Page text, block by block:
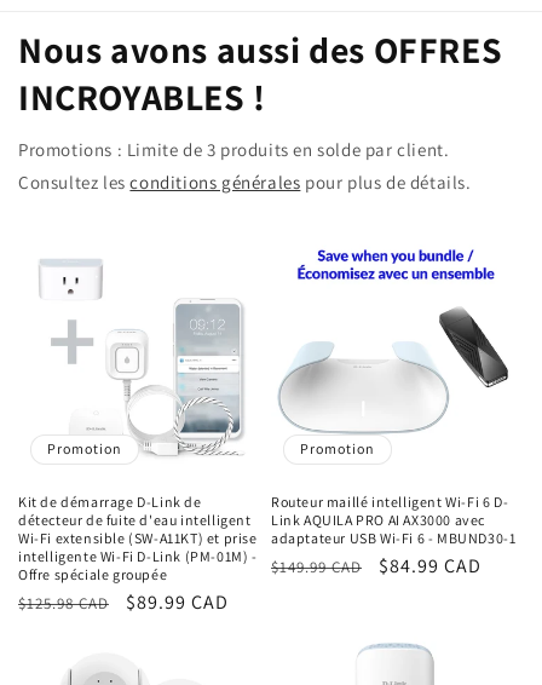
Nous avons aussi des OFFRES
INCROYABLES !
Promotions : Limite de 3 produits en solde par client.
Consultez lesconditions générales pour plus de détails.
Promotion
Kit de démarrage D-Link de
détecteur de fuite d'eau intelligent
Wi-Fi extensible (SW-A11KT) et prise
intelligente Wi-Fi D-Link (PM-01M) -
Offre spéciale groupée
Prix
$125.98 CAD
Prix
$89.99 CAD
Promotion
Routeur maillé intelligent Wi-Fi 6 D-
Link AQUILA PRO AI AX3000 avec
adaptateur USB Wi-Fi 6 - MBUND30-1
Prix
$149.99 CAD
Prix
$84.99 CAD